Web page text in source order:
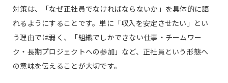
対策は、「なぜ正社員でなければならないか」を具体的に語
れるようにすることです。単に「収入を安定させたい」とい
う理由では弱く、「組織でしかできない仕事・チームワー
ク・長期プロジェクトへの参加」など、正社員という形態へ
の意味を伝えることが大切です。